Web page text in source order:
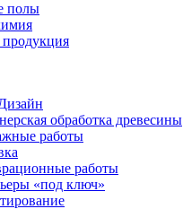
полы
обработка древесины
работы
работы
«под ключ»